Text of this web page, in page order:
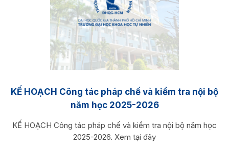
KẾ HOẠCH Công tác pháp chế và kiểm tra nội bộ
năm học 2025-2026
KẾ HOẠCH Công tác pháp chế và kiểm tra nội bộ năm học
2025-2026. Xem tại đây